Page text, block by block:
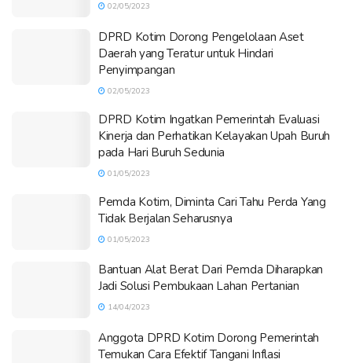
02/05/2023
DPRD Kotim Dorong Pengelolaan Aset
Daerah yang Teratur untuk Hindari
Penyimpangan
02/05/2023
DPRD Kotim Ingatkan Pemerintah Evaluasi
Kinerja dan Perhatikan Kelayakan Upah Buruh
pada Hari Buruh Sedunia
01/05/2023
Pemda Kotim, Diminta Cari Tahu Perda Yang
Tidak Berjalan Seharusnya
01/05/2023
Bantuan Alat Berat Dari Pemda Diharapkan
Jadi Solusi Pembukaan Lahan Pertanian
14/04/2023
Anggota DPRD Kotim Dorong Pemerintah
Temukan Cara Efektif Tangani Inflasi